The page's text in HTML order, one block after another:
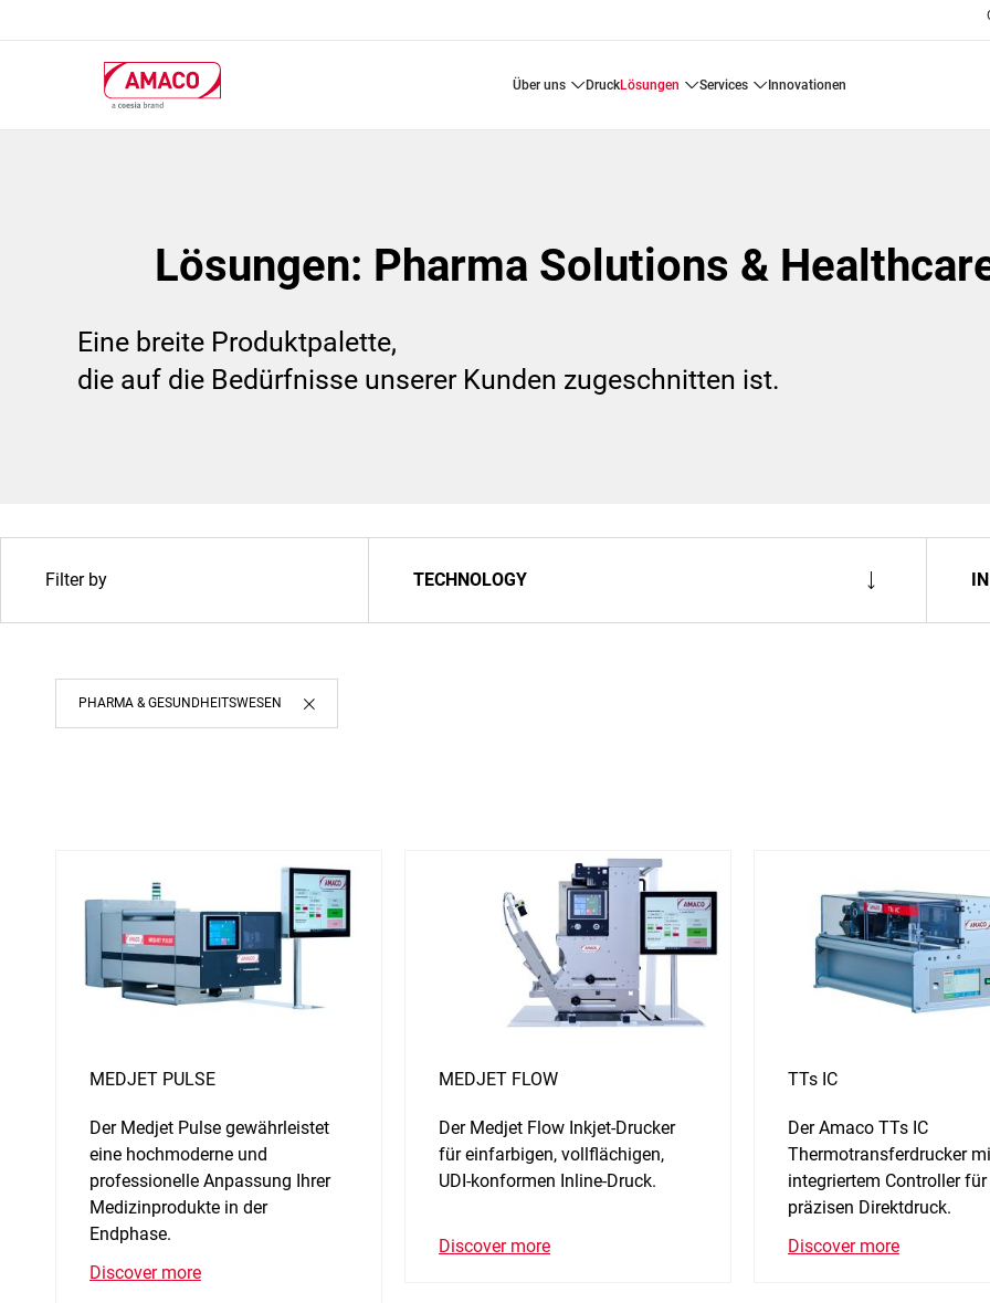
über uns druck lösungen services innovationen
Lösungen: Pharma Solutions &
Eine breite Produktpalette,
die auf die Bedürfnisse unserer Kunden zugeschnitten ist.
Filter by TECHNOLOGY
PHARMA & GESUNDHEITSWESEN
MEDJET PULSE
Der Medjet Pulse gewährleistet
eine hochmoderne und
professionelle Anpassung Ihrer
Medizinprodukte in der
Endphase.
Discover more
MEDJET FLOW
Der Medjet Flow Inkjet-Drucker
für einfarbigen, vollflächigen,
UDI-konformen Inline-Druck.
Discover more
TTs IC
Der Amaco TTs IC
Thermotransferdrucker
integriertem Controller für
präzisen Direktdruck.
Discover more